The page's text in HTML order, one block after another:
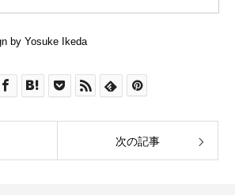
by Yosuke Ikeda
次の記事